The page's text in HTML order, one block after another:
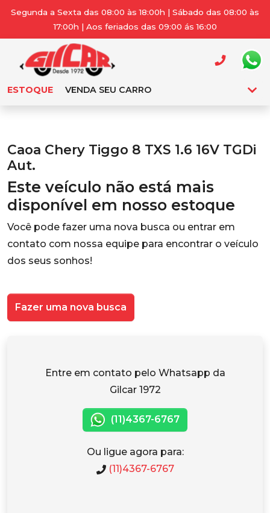
Segunda a Sexta das 08:00 às 18:00h | Sábado das 08:00 às
17:00h | Aos feriados das 09:00 ás 16:00
ESTOQUE VENDA SEU CARRO
Caoa Chery Tiggo 8 TXS 1.6 16V TGDi
Aut.
Este veículo não está mais
disponível em nosso estoque
Você pode fazer uma nova busca ou entrar em
contato com nossa equipe para encontrar o veículo
dos seus sonhos!
Fazer uma nova busca
Entre em contato pelo Whatsapp da
Gilcar 1972
(11)4367-6767
Ou ligue agora para:
(11)4367-6767